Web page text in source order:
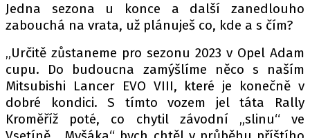
Jedna sezona u konce a další zanedlouho
zabouchá na vrata, už plánuješ co, kde a s čím?
„Určitě zůstaneme pro sezonu 2023 v Opel Adam
cupu. Do budoucna zamýšlíme něco s naším
Mitsubishi Lancer EVO VIII, které je konečně v
dobré kondici. S tímto vozem jel táta Rally
Kroměříž poté, co chytil závodní „slinu“ ve